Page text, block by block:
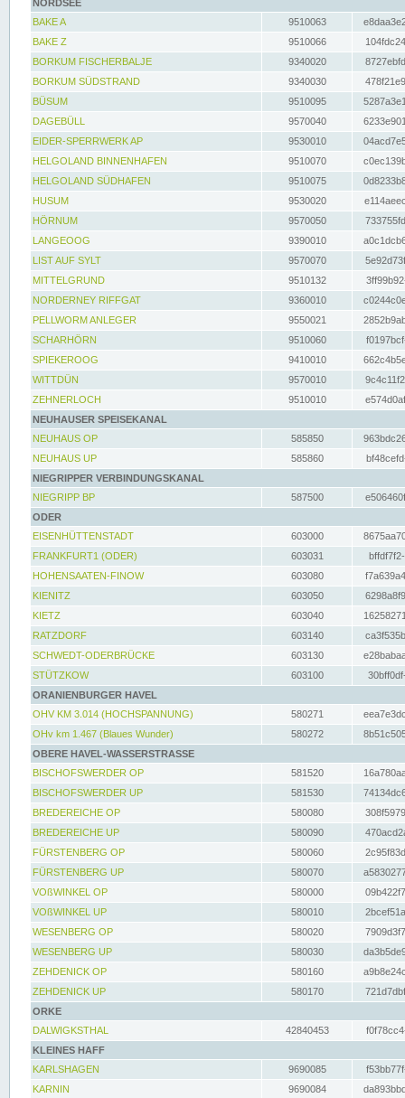
NORDSEE
BAKE A
9510063
BAKE Z
9510066
BORKUM FISCHERBALJE
9340020
BORKUM SÜDSTRAND
9340030
BÜSUM
9510095
DAGEBÜLL
9570040
EIDER-SPERRWERK AP
9530010
HELGOLAND BINNENHAFEN
9510070
HELGOLAND SÜDHAFEN
9510075
HUSUM
9530020
HÖRNUM
9570050
LANGEOOG
9390010
LIST AUF SYLT
9570070
MITTELGRUND
9510132
NORDERNEY RIFFGAT
9360010
PELLWORM ANLEGER
9550021
SCHARHÖRN
9510060
SPIEKEROOG
9410010
WITTDÜN
9570010
ZEHNERLOCH
9510010
NEUHAUSER SPEISEKANAL
NEUHAUS OP
585850
NEUHAUS UP
585860
NIEGRIPPER VERBINDUNGSKANAL
NIEGRIPP BP
587500
ODER
EISENHÜTTENSTADT
603000
FRANKFURT1 (ODER)
603031
HOHENSAATEN-FINOW
603080
KIENITZ
603050
KIETZ
603040
RATZDORF
603140
SCHWEDT-ODERBRÜCKE
603130
STÜTZKOW
603100
ORANIENBURGER HAVEL
OHV KM 3.014 (HOCHSPANNUNG)
580271
OHv km 1.467 (Blaues Wunder)
580272
OBERE HAVEL-WASSERSTRASSE
BISCHOFSWERDER OP
581520
BISCHOFSWERDER UP
581530
BREDEREICHE OP
580080
BREDEREICHE UP
580090
FÜRSTENBERG OP
580060
FÜRSTENBERG UP
580070
VOßWINKEL OP
580000
VOßWINKEL UP
580010
WESENBERG OP
580020
WESENBERG UP
580030
ZEHDENICK OP
580160
ZEHDENICK UP
580170
ORKE
DALWIGKSTHAL
42840453
KLEINES HAFF
KARLSHAGEN
9690085
KARNIN
9690084